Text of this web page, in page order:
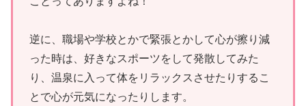
逆に、職場や学校とかで緊張とかして心が擦り減
った時は、好きなスポーツをして発散してみた
り、温泉に入って体をリラックスさせたりするこ
とで心が元気になったりします。